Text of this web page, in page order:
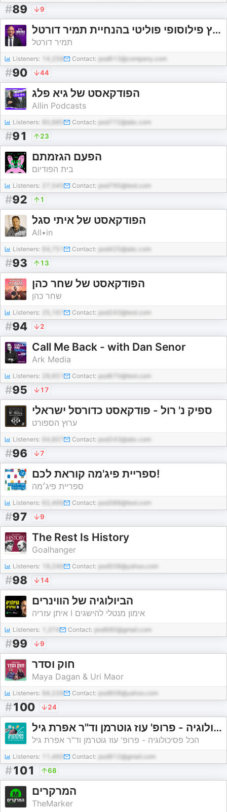
#89 9
על המשמעות - ערוץ פילוסופי פוליטי בהנחיית תמיר דורטל
תמיר דורטל
Listeners: Contact: pod613@company.com
#90 44
הפודקאסט של גיא פלג
Allin Podcasts
Listeners: Contact: pod772@abc.com
#91 23
הפעם הגזמתם
בית הפודיום
Listeners: 27,545 Contact: pod795@test.com
#92 1
הפודקאסט של איתי סגל
All•in
Listeners: 64,751 Contact: pod425@abc.com
#93 13
הפודקאסט של שחר כהן
שחר כהן
Listeners: Contact: pod243@test.com
#94 2
Call Me Back - with Dan Senor
Ark Media
Listeners: Contact: pod670@test.com
#95 17
ספיק נ' רול - פודקאסט כדורסל ישראלי
ערוץ הספורט
Listeners: 64,807 Contact: pod243@abc.com
#96 7
ספריית פיג'מה קוראת לכם!
ספריית פיג׳מה
Listeners: 62,466 Contact: pod388@test.com
#97 9
The Rest Is History
Goalhanger
Listeners: 18,246 Contact: pod508@yahoo.com
#98 14
הביולוגיה של הווינרים
איתן עזריה I אימון מנטלי להישגים
Listeners: Contact: pod680@gmail.com
#99 9
חוק וסדר
Maya Dagan & Uri Maor
Listeners: 94,226 Contact: pod608@yahoo.com
#100 24
הכל פסיכולוגיה - פרופ' עוז גוטרמן וד"ר אפרת גיל
הכל פסיכולוגיה - פרופ' עוז גוטרמן וד"ר אפרת גיל
Listeners: 11,460 Contact: pod912@gmail.com
#101 68
המרקרים
TheMarker